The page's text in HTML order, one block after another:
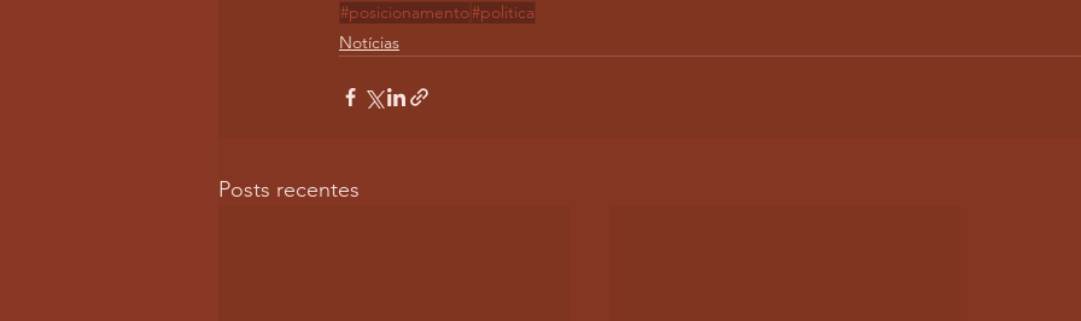
#posicionamento#politica
Notícias
Posts recentes